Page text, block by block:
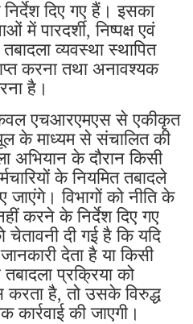
दिए गए हैं। इसका
में पारदर्शी, निष्पक्ष एवं
व्यवस्था स्थापित
करना तथा अनावश्यक
है।
केवल एचआरएमएस से एकीकृत
के माध्यम से संचालित की
अभियान के दौरान किसी
के नियमित तबादले
विभागों को नीति के
करने के निर्देश दिए गए
चेतावनी दी गई है कि यदि
देता है या किसी
प्रक्रिया को
करता है, तो उसके विरुद्ध
कार्रवाई की जाएगी।